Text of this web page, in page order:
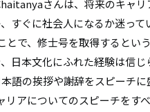
さんは、将来のキャリ
すぐに社会人になるか迷って
で、修士号を取得するとい
日本文化にふれた経験は信じ
語の挨拶や謝辞をスピーチに
アについてのスピーチをす